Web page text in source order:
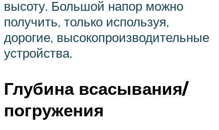
высоту. Большой напор можно
получить, только используя,
дорогие, высокопроизводительные
устройства.
Глубина всасывания/
погружения